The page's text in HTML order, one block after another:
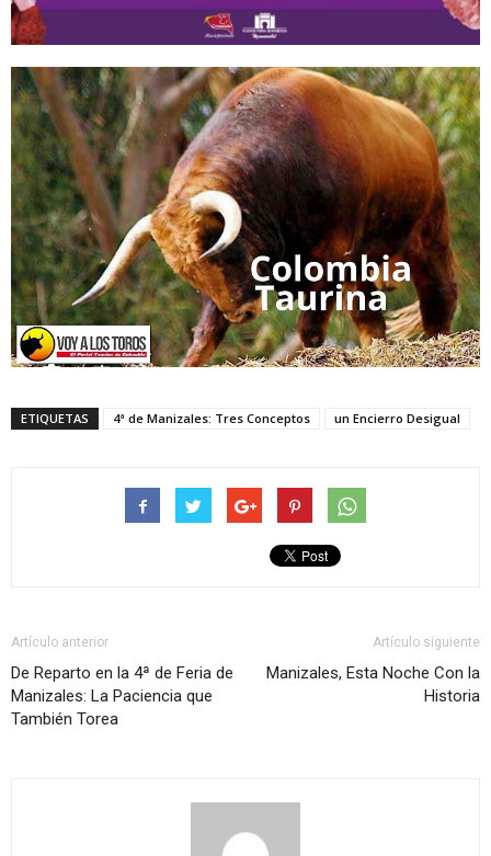
ETIQUETAS 4ª de Manizales: Tres Conceptos un Encierro Desigual
Artículo anterior
De Reparto en la 4ª de Feria de
Manizales: La Paciencia que
También Torea
Artículo siguiente
Manizales, Esta Noche Con la
Historia